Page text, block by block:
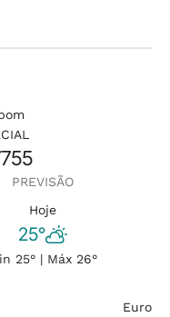
PREVISÃO
Hoje
25°
25° | Máx 26°
Euro